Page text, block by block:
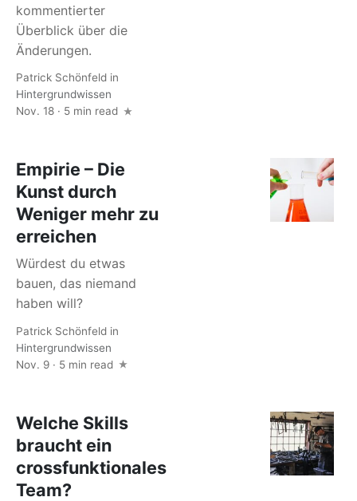
kommentierter
Überblick über die
Änderungen.
Patrick Schönfeld in
Hintergrundwissen
Nov. 18 · 5 min read
Empirie – Die
Kunst durch
Weniger mehr zu
erreichen
Würdest du etwas
bauen, das niemand
haben will?
Patrick Schönfeld in
Hintergrundwissen
Nov. 9 · 5 min read
Welche Skills
braucht ein
crossfunktionales
Team?